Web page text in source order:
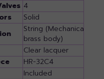
4
Solid
String (Mechanical
brass body)
Clear lacquer
HR-32C4
Included